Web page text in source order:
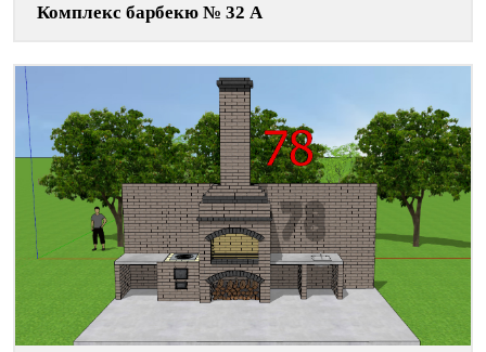
Комплекс барбекю № 32 А